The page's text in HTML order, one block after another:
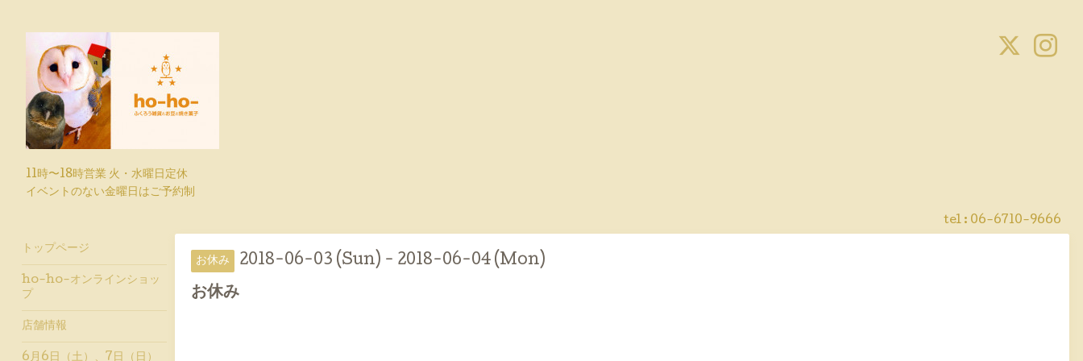
11時〜18時営業 火・水曜日定休
イベントのない金曜日はご予約制
tel : 06-6710-9666
お休み 2018-06-03 (Sun) - 2018-06-04 (Mon)
お休み
トップページ
ho-ho-オンラインショッ
プ
店舗情報
6月6日（土）、7日（日）